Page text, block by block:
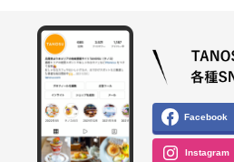
Facebook
Instagram